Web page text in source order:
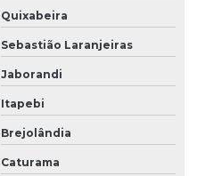
Quixabeira
Sebastião Laranjeiras
Jaborandi
Itapebi
Brejolândia
Caturama